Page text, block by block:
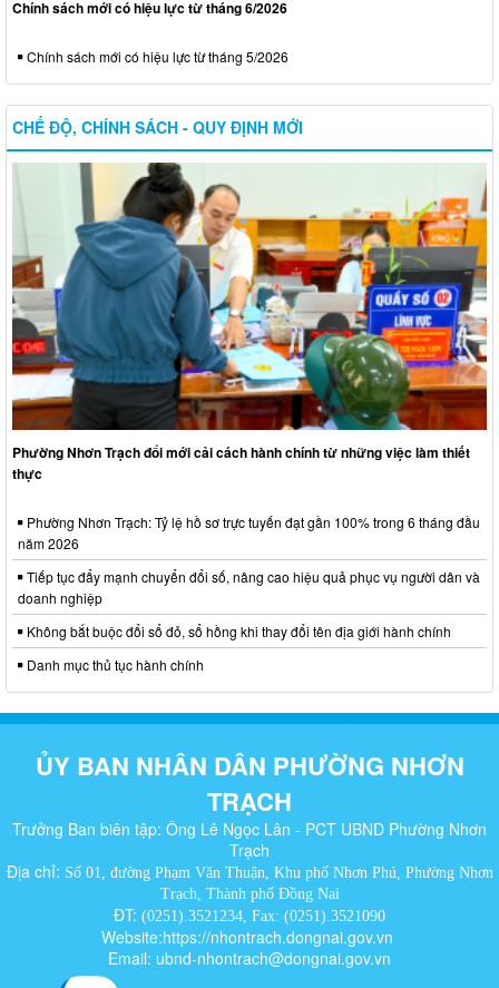
Chính sách mới có hiệu lực từ tháng 6/2026
Chính sách mới có hiệu lực từ tháng 5/2026
CHẾ ĐỘ, CHÍNH SÁCH - QUY ĐỊNH MỚI
Phường Nhơn Trạch đổi mới cải cách hành chính từ những việc làm thiết
thực
Phường Nhơn Trạch: Tỷ lệ hồ sơ trực tuyến đạt gần 100% trong 6 tháng đầu
năm 2026
Tiếp tục đẩy mạnh chuyển đổi số, nâng cao hiệu quả phục vụ người dân và
doanh nghiệp
Không bắt buộc đổi sổ đỏ, sổ hồng khi thay đổi tên địa giới hành chính
Danh mục thủ tục hành chính
ỦY BAN NHÂN DÂN PHƯỜNG NHƠN
TRẠCH
Trưởng Ban biên tập: Ông Lê Ngọc Lân - PCT UBND Phường Nhơn
Trạch
Địa chỉ: Số 01, đường Phạm Văn Thuận, Khu phố Nhơn Phú, Phường Nhơn
Trạch, Thành phố Đồng Nai
ĐT: (0251).3521234, Fax: (0251).3521090
Website:https://nhontrach.dongnai.gov.vn
Email: ubnd-nhontrach@dongnai.gov.vn​